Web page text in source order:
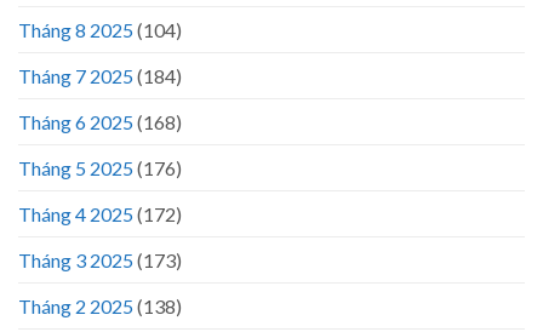
Tháng 8 2025(104)
Tháng 7 2025(184)
Tháng 6 2025(168)
Tháng 5 2025(176)
Tháng 4 2025(172)
Tháng 3 2025(173)
Tháng 2 2025(138)